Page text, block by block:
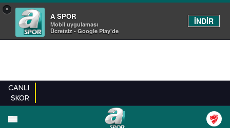
×
A SPOR
Mobil uygulaması
Ücretsiz - Google Play'de
İNDİR
CANLI
SKOR
EN YENILER